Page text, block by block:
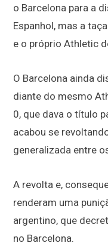
o Barcelona para a
Espanhol, mas a
e o próprio Athletic
O Barcelona ainda
diante do mesmo
0, que dava o título
acabou se
generalizada entre
A revolta e,
renderam uma
argentino, que
no Barcelona.